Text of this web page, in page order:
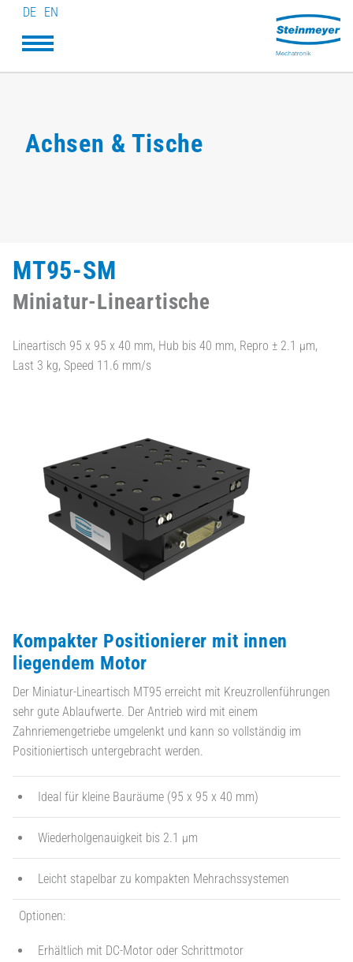
DE EN
Achsen & Tische
MT95-SM
Miniatur-Lineartische
Lineartisch 95 x 95 x 40 mm, Hub bis 40 mm, Repro ± 2.1 µm,
Last 3 kg, Speed 11.6 mm/s
Kompakter Positionierer mit innen
liegendem Motor
Der Miniatur-Lineartisch MT95 erreicht mit Kreuzrollenführungen
sehr gute Ablaufwerte. Der Antrieb wird mit einem
Zahnriemengetriebe umgelenkt und kann so vollständig im
Positioniertisch untergebracht werden.
Ideal für kleine Bauräume (95 x 95 x 40 mm)
Wiederholgenauigkeit bis 2.1 µm
Leicht stapelbar zu kompakten Mehrachssystemen
Optionen:
Erhältlich mit DC-Motor oder Schrittmotor